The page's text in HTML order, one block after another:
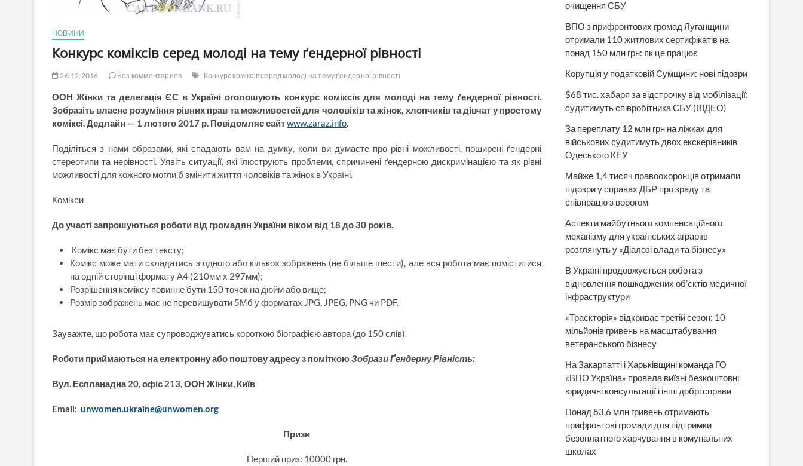
НОВИНИ
Конкурс коміксів серед молоді на тему ґендерної рівності
26.12.2016 Без комментариев Конкурс коміксів серед молоді на тему ґендерної рівності
ООН Жінки та делегація ЄС в Україні оголошують конкурс коміксів для молоді на тему ґендерної рівності.
Зобразіть власне розуміння рівних прав та можливостей для чоловіків та жінок, хлопчиків та дівчат у простому
коміксі. Дедлайн — 1 лютого 2017 р. Повідомляє сайтwww.zaraz.info.
Поділіться з нами образами, які спадають вам на думку, коли ви думаєте про рівні можливості, поширені ґендерні
стереотипи та нерівності. Уявіть ситуації, які ілюструють проблеми, спричинені ґендерною дискримінацією та як рівні
можливості для кожного могли б змінити життя чоловіків та жінок в Україні.
Комікси
До участі запрошуються роботи від громадян України віком від 18 до 30 років.
Комікс має бути без тексту;
Комікс може мати складатись з одного або кількох зображень (не більше шести), але вся робота має поміститися
на одній сторінці формату А4 (210мм х 297мм);
Розрішення коміксу повинне бути 150 точок на дюйм або вище;
Розмір зображень має не перевищувати 5Мб у форматах JPG, JPEG, PNG чи PDF.
Зауважте, що робота має супроводжуватись короткою біографією автора (до 150 слів).
Роботи приймаються на електронну або поштову адресу з поміткоюЗобрази Ґендерну Рівність:
Вул. Еспланадна 20, офіс 213, ООН Жінки, Київ
Email: unwomen.ukraine@unwomen.org
Призи
Перший приз: 10000 грн.
очищення СБУ
ВПО з прифронтових громад Луганщини
отримали 110 житлових сертифікатів на
понад 150 млн грн: як це працює
Корупція у податковій Сумщини: нові підозри
$68 тис. хабаря за відстрочку від мобілізації:
судитимуть співробітника СБУ (ВІДЕО)
За переплату 12 млн грн на ліжках для
військових судитимуть двох екскерівників
Одеського КЕУ
Майже 1,4 тисяч правоохоронців отримали
підозри у справах ДБР про зраду та
співпрацю з ворогом
Аспекти майбутнього компенсаційного
механізму для українських аграріїв
розглянуть у «Діалозі влади та бізнесу»
В Україні продовжується робота з
відновлення пошкоджених об’єктів медичної
інфраструктури
«Траєкторія» відкриває третій сезон: 10
мільйонів гривень на масштабування
ветеранського бізнесу
На Закарпатті і Харьківщині команда ГО
«ВПО Україна» провела виїзні безкоштовні
юридичні консультації і інші добрі справи
Понад 83,6 млн гривень отримають
прифронтові громади для підтримки
безоплатного харчування в комунальних
школах